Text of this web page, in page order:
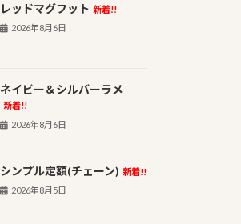
レッドマグフット 新着!!
2026年8月6日
ネイビー＆シルバーラメ
新着!!
2026年8月6日
シンプル定額(チェーン) 新着!!
2026年8月5日